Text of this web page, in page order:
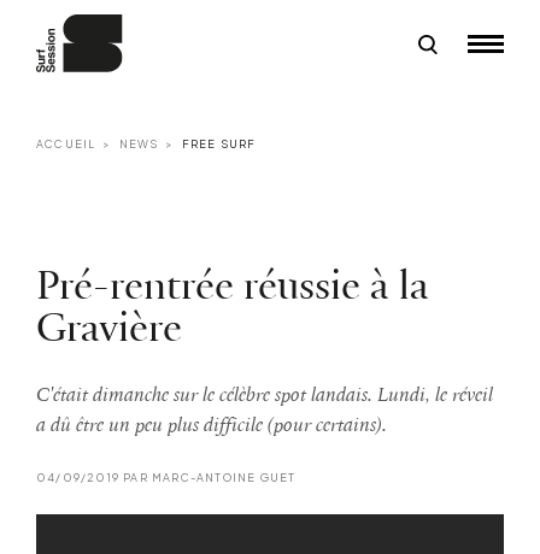
ACCUEIL NEWS FREE SURF
Pré-rentrée réussie à la
Gravière
C'était dimanche sur le célèbre spot landais. Lundi, le réveil
a dû être un peu plus difficile (pour certains).
04/09/2019 PAR MARC-ANTOINE GUET